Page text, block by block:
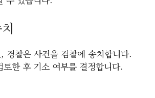
경찰은 사건을 검찰에 송치합니다.
토한 후 기소 여부를 결정합니다.